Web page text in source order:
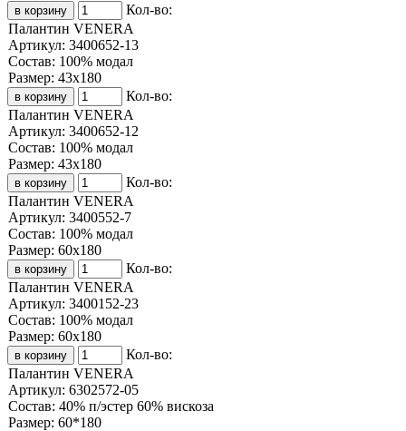
Кол-во:
Палантин VENERA
Артикул: 3400652-13
Состав: 100% модал
Размер: 43х180
Кол-во:
Палантин VENERA
Артикул: 3400652-12
Состав: 100% модал
Размер: 43х180
Кол-во:
Палантин VENERA
Артикул: 3400552-7
Состав: 100% модал
Размер: 60х180
Кол-во:
Палантин VENERA
Артикул: 3400152-23
Состав: 100% модал
Размер: 60х180
Кол-во:
Палантин VENERA
Артикул: 6302572-05
Состав: 40% п/эстер 60% вискоза
Размер: 60*180